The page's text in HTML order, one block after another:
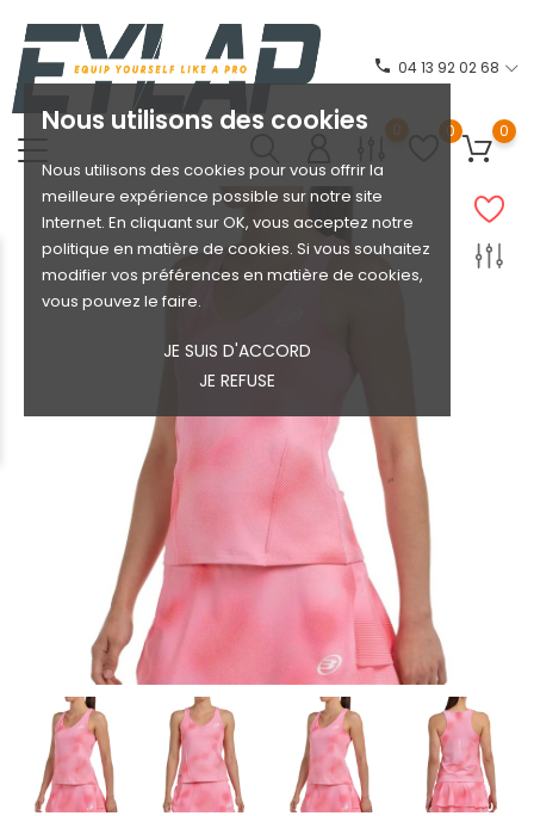
Nous utilisons des cookies
Nous utilisons des cookies pour vous offrir la
meilleure expérience possible sur notre site
Internet. En cliquant sur OK, vous acceptez notre
politique en matière de cookies. Si vous souhaitez
modifier vos préférences en matière de cookies,
vous pouvez le faire.
JE SUIS D'ACCORD
JE REFUSE
phone 04 13 92 02 68
0 0 0